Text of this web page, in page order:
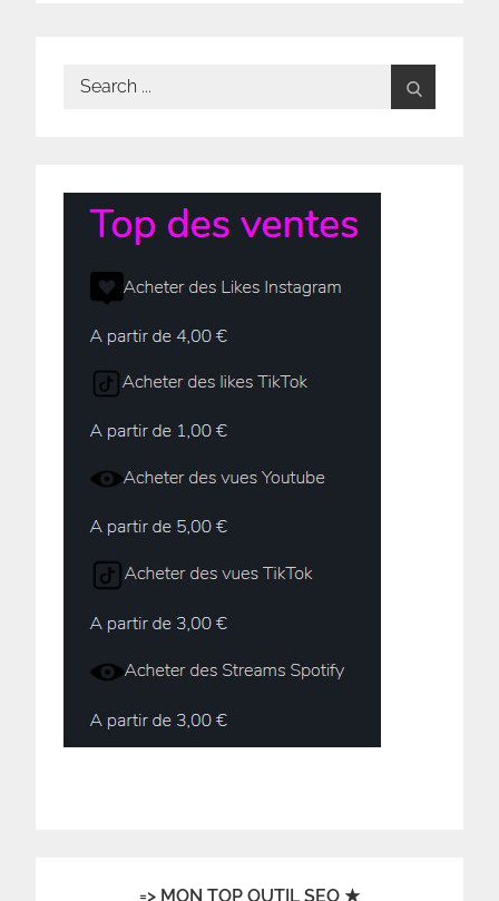
Search
=> MON TOP OUTIL SEO ★